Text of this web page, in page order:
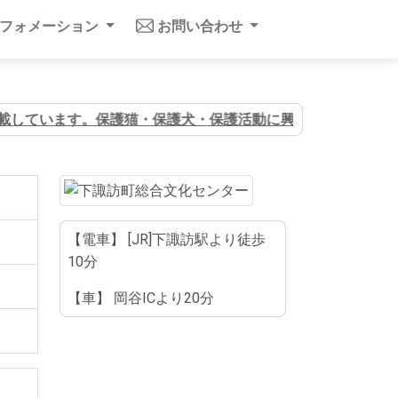
ォメーション お問い合わせ
ています。保護猫・保護犬・保護活動に興味のある方はぜ
【電車】 [JR]下諏訪駅より徒歩
10分
【車】 岡谷ICより20分